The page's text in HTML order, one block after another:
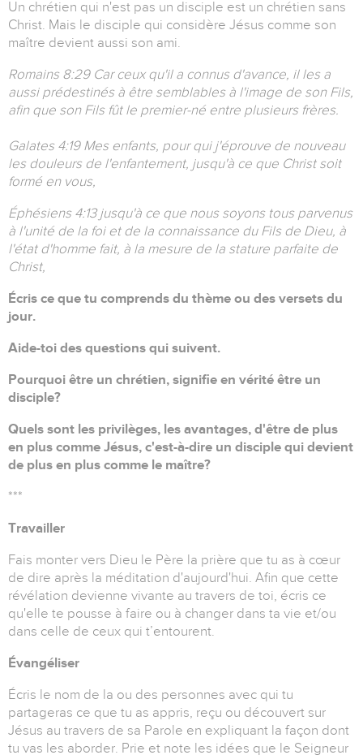
Un chrétien qui n'est pas un disciple est un chrétien sans
Christ. Mais le disciple qui considère Jésus comme son
maître devient aussi son ami.
Romains 8:29 Car ceux qu'il a connus d'avance, il les a
aussi prédestinés à être semblables à l'image de son Fils,
afin que son Fils fût le premier-né entre plusieurs frères.
Galates 4:19 Mes enfants, pour qui j'éprouve de nouveau
les douleurs de l'enfantement, jusqu'à ce que Christ soit
formé en vous,
Éphésiens 4:13 jusqu'à ce que nous soyons tous parvenus
à l'unité de la foi et de la connaissance du Fils de Dieu, à
l'état d'homme fait, à la mesure de la stature parfaite de
Christ,
Écris ce que tu comprends du thème ou des versets du
jour.
Aide-toi des questions qui suivent.
Pourquoi être un chrétien, signifie en vérité être un
disciple?
Quels sont les privilèges, les avantages, d'être de plus
en plus comme Jésus, c'est-à-dire un disciple qui devient
de plus en plus comme le maître?
***
Travailler
Fais monter vers Dieu le Père la prière que tu as à cœur
de dire après la méditation d'aujourd'hui. Afin que cette
révélation devienne vivante au travers de toi, écris ce
qu'elle te pousse à faire ou à changer dans ta vie et/ou
dans celle de ceux qui t’entourent.
Évangéliser
Écris le nom de la ou des personnes avec qui tu
partageras ce que tu as appris, reçu ou découvert sur
Jésus au travers de sa Parole en expliquant la façon dont
tu vas les aborder. Prie et note les idées que le Seigneur